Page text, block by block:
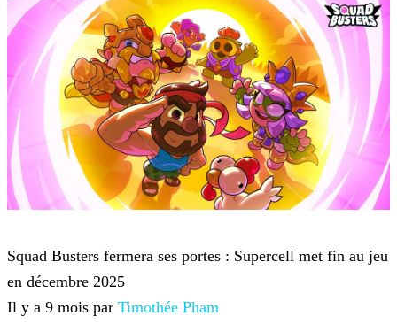
Squad Busters fermera ses portes : Supercell met fin au jeu
en décembre 2025
Il y a 9 mois par Timothée Pham